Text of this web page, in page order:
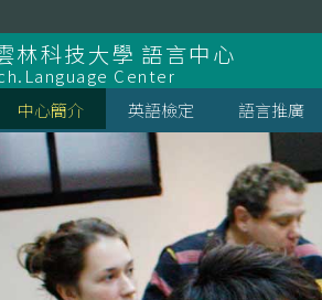
林科技大學 語言中心
Center
中心簡介 英語檢定 語言推廣